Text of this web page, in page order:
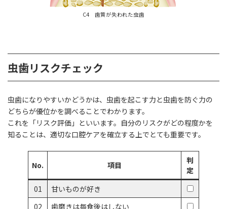
C4 歯質が失われた虫歯
虫歯リスクチェック
虫歯になりやすいかどうかは、虫歯を起こす力と虫歯を防ぐ力の
どちらが優位かを調べることでわかります。
これを「リスク評価」といいます。自分のリスクがどの程度かを
知ることは、適切な口腔ケアを確立する上でとても重要です。
No. 項目
判
定
01
甘いものが好き
02
歯磨きは毎食後はしない